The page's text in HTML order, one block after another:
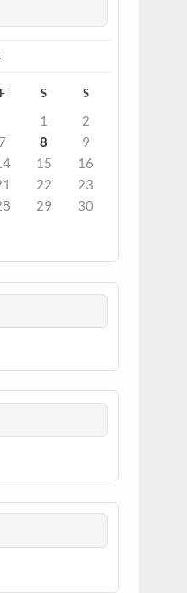
F S S
1
2
7 8
9
15
16
22
23
29
30